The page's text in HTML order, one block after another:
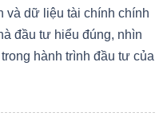
và dữ liệu tài chính chính
đầu tư hiểu đúng, nhìn
hành trình đầu tư của